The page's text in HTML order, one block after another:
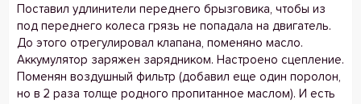
Поставил удлинители переднего брызговика, чтобы из
под переднего колеса грязь не попадала на двигатель.
До этого отрегулировал клапана, поменяно масло.
Аккумулятор заряжен зарядником. Настроено сцепление.
Поменян воздушный фильтр (добавил еще один поролон,
но в 2 раза толще родного пропитанное маслом). И есть